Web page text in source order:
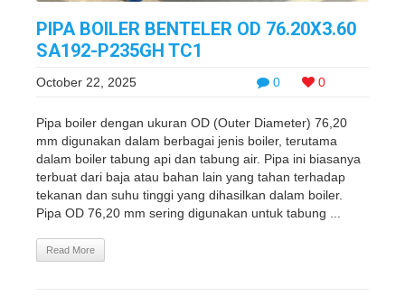
PIPA BOILER BENTELER OD 76.20X3.60
SA192-P235GH TC1
0 0
October 22, 2025
Pipa boiler dengan ukuran OD (Outer Diameter) 76,20
mm digunakan dalam berbagai jenis boiler, terutama
dalam boiler tabung api dan tabung air. Pipa ini biasanya
terbuat dari baja atau bahan lain yang tahan terhadap
tekanan dan suhu tinggi yang dihasilkan dalam boiler.
Pipa OD 76,20 mm sering digunakan untuk tabung ...
Read More